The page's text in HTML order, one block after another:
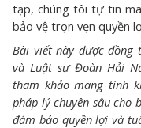
tạp, chúng tôi tự tin
bảo vệ trọn vẹn quyền
Bài viết này được đồng
và Luật sư Đoàn Hải
tham khảo mang tính
pháp lý chuyên sâu cho
đảm bảo quyền lợi và